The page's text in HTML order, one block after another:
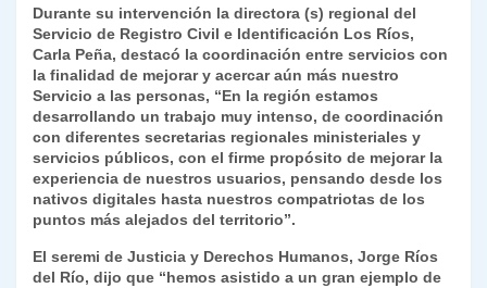
Durante su intervención la directora (s) regional del
Servicio de Registro Civil e Identificación Los Ríos,
Carla Peña, destacó la coordinación entre servicios con
la finalidad de mejorar y acercar aún más nuestro
Servicio a las personas, “En la región estamos
desarrollando un trabajo muy intenso, de coordinación
con diferentes secretarias regionales ministeriales y
servicios públicos, con el firme propósito de mejorar la
experiencia de nuestros usuarios, pensando desde los
nativos digitales hasta nuestros compatriotas de los
puntos más alejados del territorio”.
El seremi de Justicia y Derechos Humanos, Jorge Ríos
del Río, dijo que “hemos asistido a un gran ejemplo de